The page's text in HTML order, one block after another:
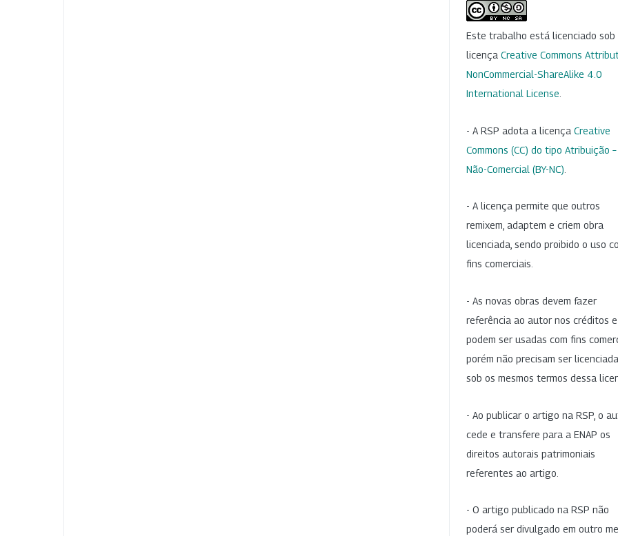
Este trabalho está licenciado sob
licença Creative Commons
NonCommercial-ShareAlike 4.0
International License
- A RSP adota a licença Creative
Commons (CC) do tipo Atribuição –
Não-Comercial (BY-NC)
- A licença permite que outros
remixem, adaptem e criem obra
licenciada, sendo proibido o uso
fins comerciais.
- As novas obras devem fazer
referência ao autor nos créditos
podem ser usadas com fins
porém não precisam ser
sob os mesmos termos dessa
- Ao publicar o artigo na RSP, o
cede e transfere para a ENAP os
direitos autorais patrimoniais
referentes ao artigo.
- O artigo publicado na RSP não
poderá ser divulgado em outro